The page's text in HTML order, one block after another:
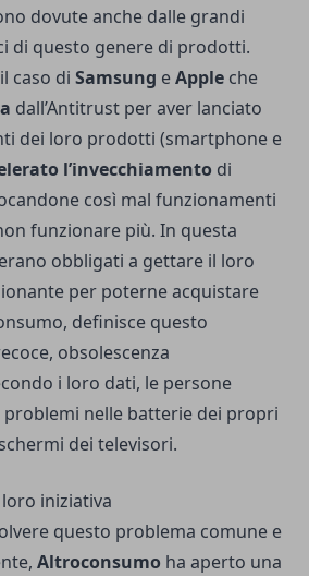
dovute anche dalle grandi
di questo genere di prodotti.
caso di Samsung eApple che
dall’Antitrust per aver lanciato
dei loro prodotti (smartphone e
l’invecchiamento di
così mal funzionamenti
funzionare più. In questa
obbligati a gettare il loro
per poterne acquistare
definisce questo
obsolescenza
i loro dati, le persone
nelle batterie dei propri
dei televisori.
iniziativa
questo problema comune e
Altroconsumo ha aperto una